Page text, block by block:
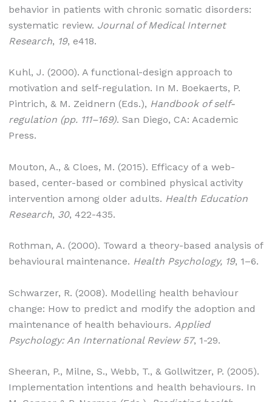
behavior in patients with chronic somatic disorders:
systematic review. Journal of Medical Internet
Research, 19, e418.
Kuhl, J. (2000). A functional-design approach to
motivation and self-regulation. In M. Boekaerts, P.
Pintrich, & M. Zeidnern (Eds.), Handbook of self-
regulation (pp. 111–169). San Diego, CA: Academic
Press.
Mouton, A., & Cloes, M. (2015). Efficacy of a web-
based, center-based or combined physical activity
intervention among older adults. Health Education
Research, 30, 422-435.
Rothman, A. (2000). Toward a theory-based analysis of
behavioural maintenance. Health Psychology, 19, 1–6.
Schwarzer, R. (2008). Modelling health behaviour
change: How to predict and modify the adoption and
maintenance of health behaviours. Applied
Psychology: An International Review 57, 1-29.
Sheeran, P., Milne, S., Webb, T., & Gollwitzer, P. (2005).
Implementation intentions and health behaviours. In